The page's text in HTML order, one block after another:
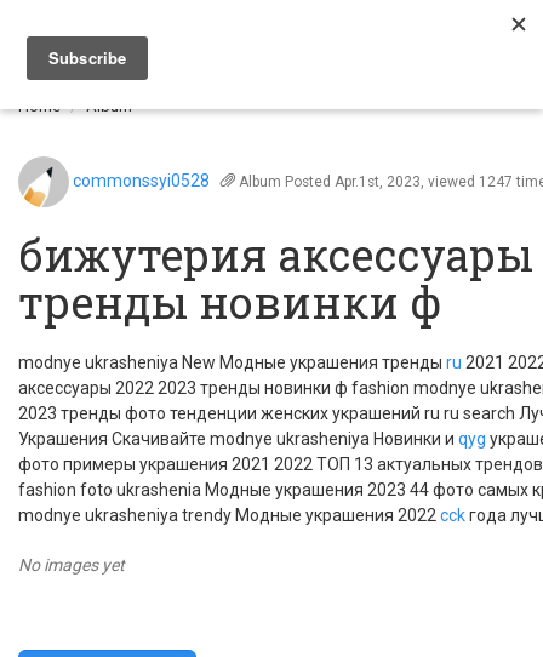
Home Album
commonssyi0528 Album Posted Apr.1st, 2023, viewed 1247
бижутерия аксессуары
тренды новинки ф
modnye ukrasheniya New Модные украшения тренды ru 2021
аксессуары 2022 2023 тренды новинки ф fashion modnye
2023 тренды фото тенденции женских украшений ru ru search
Украшения Скачивайте modnye ukrasheniya Новинки и qyg
фото примеры украшения 2021 2022 ТОП 13 актуальных
fashion foto ukrashenia Модные украшения 2023 44 фото самых
modnye ukrasheniya trendy Модные украшения 2022 cckгода
No images yet